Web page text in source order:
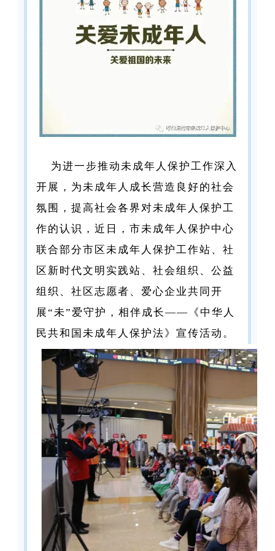
为进一步推动未成年人保护工作深入
开展，为未成年人成长营造良好的社会
氛围，提高社会各界对未成年人保护工
作的认识，近日，市未成年人保护中心
联合部分市区未成年人保护工作站、社
区新时代文明实践站、社会组织、公益
组织、社区志愿者、爱心企业共同开
展“未”爱守护，相伴成长——《中华人
民共和国未成年人保护法》宣传活动。